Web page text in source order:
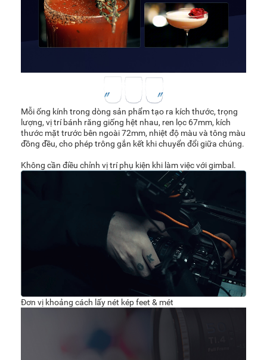
Mỗi ống kính trong dòng sản phẩm tạo ra kích thước, trọng
lượng, vị trí bánh răng giống hệt nhau, ren lọc 67mm, kích
thước mặt trước bên ngoài 72mm, nhiệt độ màu và tông màu
đồng đều, cho phép trông gắn kết khi chuyển đổi giữa chúng.
Không cần điều chỉnh vị trí phụ kiện khi làm việc với gimbal.
Đơn vị khoảng cách lấy nét kép feet & mét